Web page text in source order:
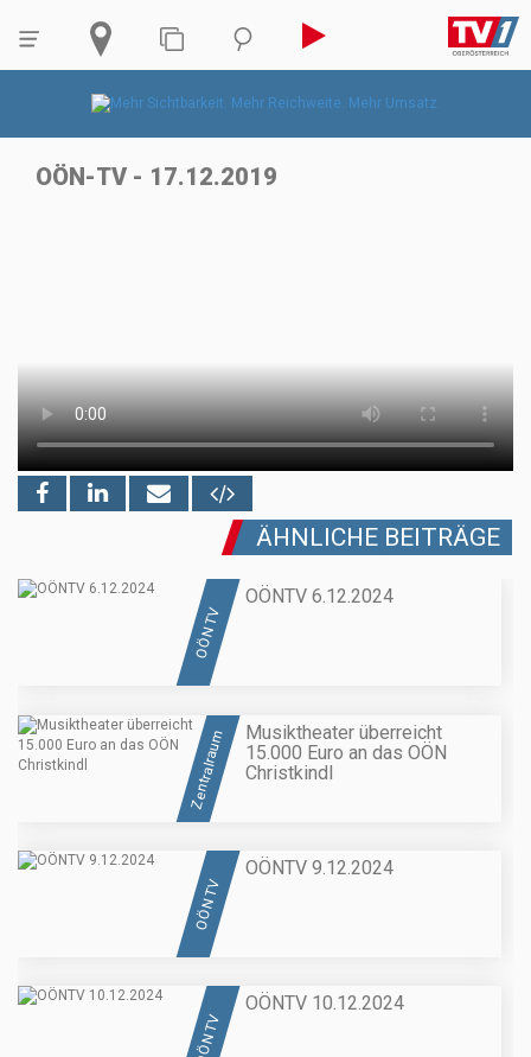
OÖN-TV - 17.12.2019
ÄHNLICHE BEITRÄGE
OÖN TV
OÖNTV 6.12.2024
Zentralraum
Musiktheater überreicht
15.000 Euro an das OÖN
Christkindl
OÖN TV
OÖNTV 9.12.2024
OÖN TV
OÖNTV 10.12.2024